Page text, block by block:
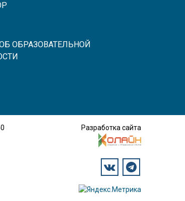
ОБРАЗОВАТЕЛЬНОЙ
Разработка сайта